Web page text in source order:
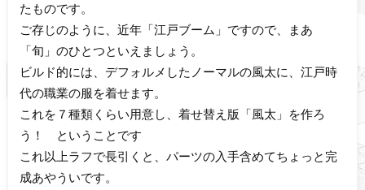
たものです。
ご存じのように、近年「江戸ブーム」ですので、まあ
「旬」のひとつといえましょう。
ビルド的には、デフォルメしたノーマルの風太に、江戸時
代の職業の服を着せます。
これを７種類くらい用意し、着せ替え版「風太」を作ろ
う！ ということです
これ以上ラフで長引くと、パーツの入手含めてちょっと完
成あやういです。